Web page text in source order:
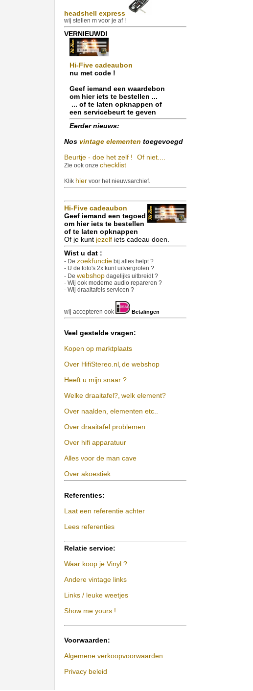
headshell express
wij stellen m voor je af !
VERNIEUWD!
Hi-Five cadeaubon
nu met code !
Geef iemand een waardebon
om hier iets te bestellen ...
... of te laten opknappen of
een servicebeurt te geven
Eerder nieuws:
Nos vintage elementen toegevoegd
Beurtje - doe het zelf !
Of niet....
Zie ook onze checklist
Klik hier voor het nieuwsarchief.
Hi-Five cadeaubon
Geef iemand een tegoed
om hier iets te bestellen
of te laten opknappen
Of je kunt jezelf iets cadeau doen.
Wist u dat :
- De zoekfunctie bij alles helpt ?
- U de foto's 2x kunt uitvergroten ?
- De webshop dagelijks uitbreidt ?
- Wij ook moderne audio repareren ?
- Wij draaitafels servicen ?
wij accepteren ook Betalingen
Veel gestelde vragen:
Kopen op marktplaats
Over HifiStereo.nl, de webshop
Heeft u mijn snaar ?
Welke draaitafel?, welk element?
Over naalden, elementen etc..
Over draaitafel problemen
Over hifi apparatuur
Alles voor de man cave
Over akoestiek
Referenties:
Laat een referentie achter
Lees referenties
Relatie service:
Waar koop je Vinyl ?
Andere vintage links
Links / leuke weetjes
Show me yours !
Voorwaarden:
Algemene verkoopvoorwaarden
Privacy beleid